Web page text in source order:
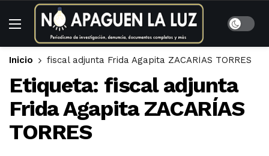
Inicio fiscal adjunta Frida Agapita ZACARÍAS TORRES
Etiqueta: fiscal adjunta
Frida Agapita ZACARÍAS
TORRES